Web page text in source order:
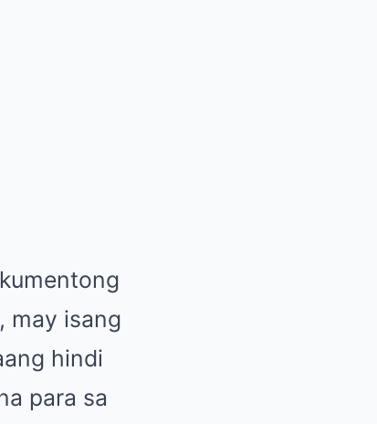
may isang
hindi
para sa